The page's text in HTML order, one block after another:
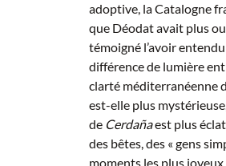
adoptive, la Catalogne
que Déodat avait plus
témoigné l’avoir
différence de lumière
clarté méditerranéenne
est-elle plus
de Cerdañaest plus
des bêtes, des « gens
moments les plus